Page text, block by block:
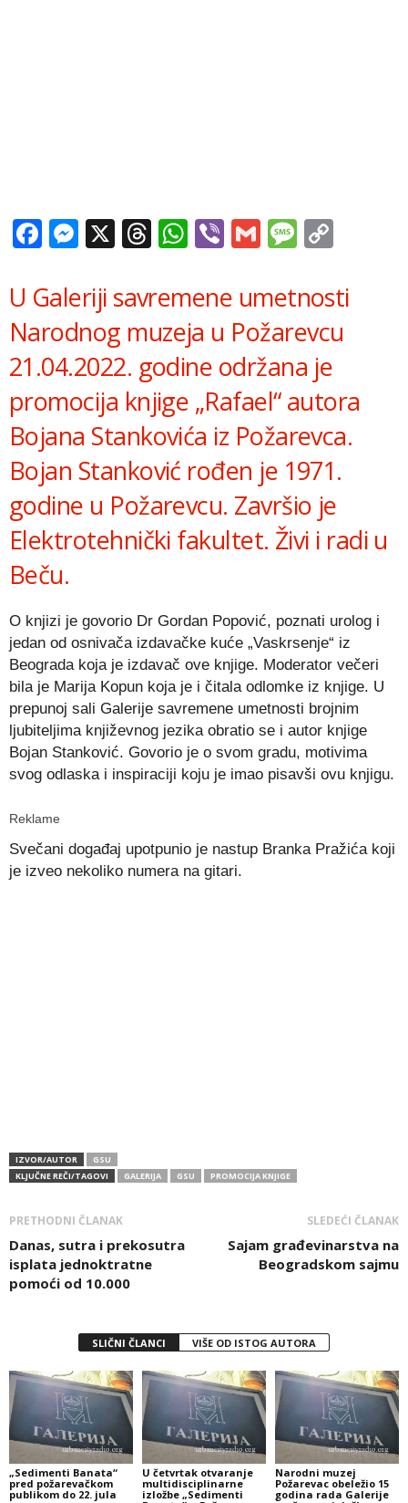
Facebook
Messenger
X Threads
WhatsApp
ViberGmail
U Galeriji savremene umetnosti
Narodnog muzeja u Požarevcu
21.04.2022. godine održana je
promocija knjige „Rafael“ autora
Bojana Stankovića iz Požarevca.
Bojan Stanković rođen je 1971.
godine u Požarevcu. Završio je
Elektrotehnički fakultet. Živi i radi u
Beču.
O knjizi je govorio Dr Gordan Popović, poznati urolog i
jedan od osnivača izdavačke kuće „Vaskrsenje“ iz
Beograda koja je izdavač ove knjige. Moderator večeri
bila je Marija Kopun koja je i čitala odlomke iz knjige. U
prepunoj sali Galerije savremene umetnosti brojnim
ljubiteljima književnog jezika obratio se i autor knjige
Bojan Stanković. Govorio je o svom gradu, motivima
svog odlaska i inspiraciji koju je imao pisavši ovu knjigu.
Reklame
Svečani događaj upotpunio je nastup Branka Pražića koji
je izveo nekoliko numera na gitari.
IZVOR/AUTOR
GSU
KLJUČNE REČI/TAGOVI
GALERIJA GSU PROMOCIJA KNJIGE
PRETHODNI ČLANAK
Danas, sutra i prekosutra
isplata jednoktratne
pomoći od 10.000
SLEDEĆI ČLANAK
Sajam građevinarstva na
Beogradskom sajmu
SLIČNI ČLANCI VIŠE OD ISTOG AUTORA
„Sedimenti Banata“
pred požarevačkom
publikom do 22. jula
U četvrtak otvaranje
multidisciplinarne
izložbe „Sedimenti
Narodni muzej
Požarevac obeležio 15
godina rada Galerije